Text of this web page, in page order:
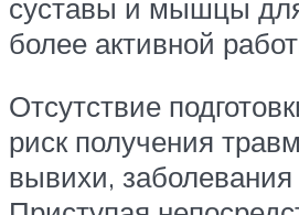
суставы и мышцы
более активной
Отсутствие
риск получения
вывихи, заболевания